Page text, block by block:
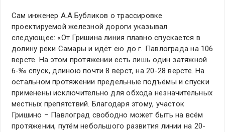
Сам инженер А.А.Бубликов о трассировке
проектируемой железной дороги указывал
следующее: «От Гришина линия плавно спускается в
долину реки Самары и идёт ею до г. Павлограда на 106
версте. На этом протяжении есть лишь один затяжной
6-‰ спуск, длиною почти 8 вёрст, на 20-28 версте. На
остальном протяжении предельные подъёмы и спуски
применены исключительно для обхода незначительных
местных препятствий. Благодаря этому, участок
Гришино – Павлоград свободно может быть на всём
протяжении, путём небольшого развития линии на 20-